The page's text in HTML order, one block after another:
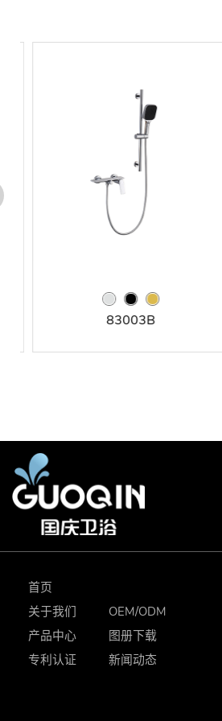
83003B
首页
关于我们
产品中心
专利认证
OEM/ODM
图册下载
新闻动态